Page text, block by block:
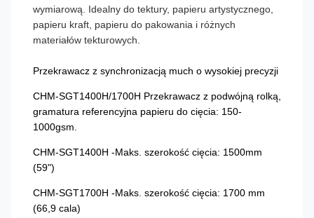
wymiarową. Idealny do tektury, papieru artystycznego,
papieru kraft, papieru do pakowania i różnych
materiałów tekturowych.
Przekrawacz z synchronizacją much o wysokiej precyzji
CHM-SGT1400H/1700H Przekrawacz z podwójną rolką,
gramatura referencyjna papieru do cięcia: 150-
1000gsm.
CHM-SGT1400H -Maks. szerokość cięcia: 1500mm
(59")
CHM-SGT1700H -Maks. szerokość cięcia: 1700 mm
(66,9 cala)